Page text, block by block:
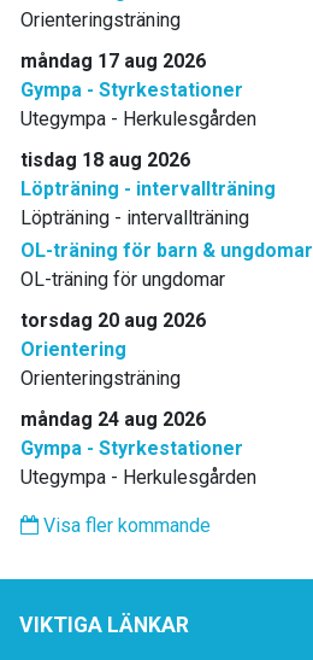
Orienteringsträning
måndag 17 aug 2026
Gympa - Styrkestationer
Utegympa - Herkulesgården
tisdag 18 aug 2026
Löpträning - intervallträning
Löpträning - intervallträning
OL-träning för barn & ungdomar
OL-träning för ungdomar
torsdag 20 aug 2026
Orientering
Orienteringsträning
måndag 24 aug 2026
Gympa - Styrkestationer
Utegympa - Herkulesgården
Visa fler kommande
VIKTIGA LÄNKAR